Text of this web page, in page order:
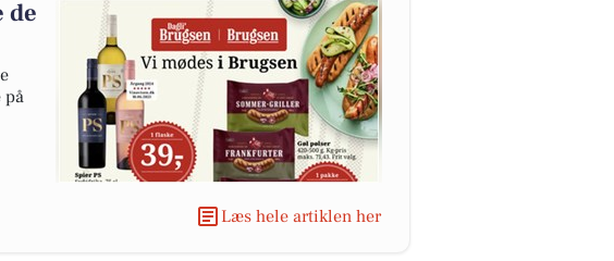
de
på
Læs hele artiklen her